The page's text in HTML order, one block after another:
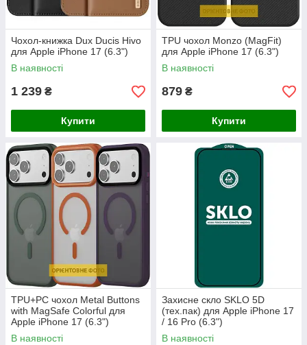
Чохол-книжка Dux Ducis Hivo
для Apple iPhone 17 (6.3")
В наявності
1 239 ₴
Купити
TPU чохол Monzo (MagFit)
для Apple iPhone 17 (6.3")
В наявності
879 ₴
Купити
TPU+PC чохол Metal Buttons
with MagSafe Colorful для
Apple iPhone 17 (6.3")
В наявності
Захисне скло SKLO 5D
(тех.пак) для Apple iPhone 17
/ 16 Pro (6.3")
В наявності